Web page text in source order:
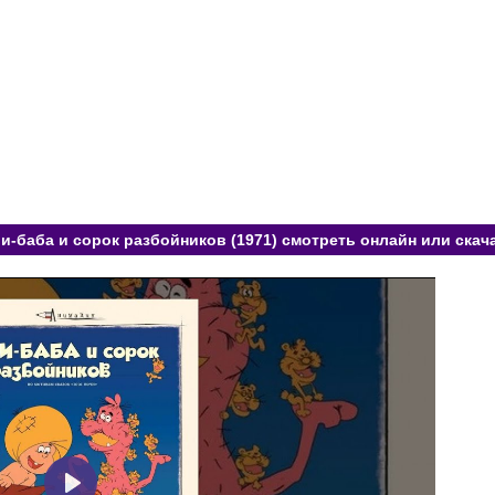
баба и сорок разбойников (1971) смотреть онлайн или